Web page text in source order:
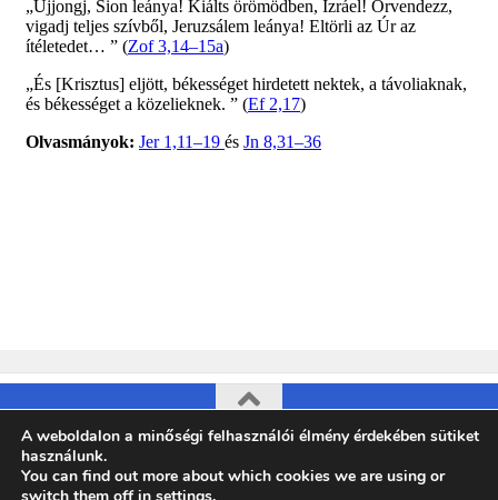
Pesterzsébeti Evangélikus Egyházközség © 2026. All Rights
Reserved.
A weboldalon a minőségi felhasználói élmény érdekében sütiket
használunk.
You can find out more about which cookies we are using or